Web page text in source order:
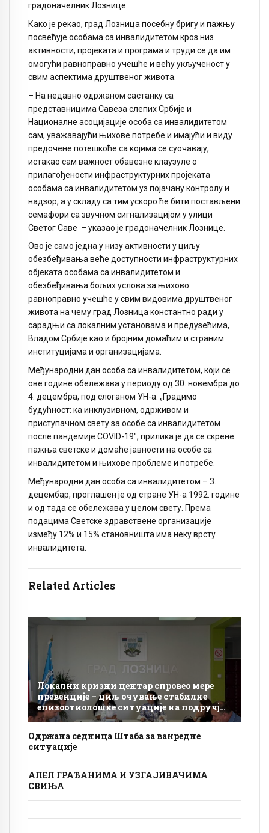
Related Articles
Локални кризни центар спровео мере
превенције – циљ очување стабилне
епизоотиолошке ситуације на подручју
Лознице
Одржана седница Штаба за ванредне
ситуације
АПЕЛ ГРАЂАНИМА И УЗГАЈИВАЧИМА
СВИЊА
градоначелник Лознице.
Како је рекао, град Лозница посебну бригу и пажњу
посвећује особама са инвалидитетом кроз низ
активности, пројеката и програма и труди се да им
омогући равноправно учешће и већу укљученост у
свим аспектима друштвеног живота.
– На недавно одржаном састанку са
представницима Савеза слепих Србије и
Националне асоцијације особа са инвалидитетом
сам, уважавајући њихове потребе и имајући и виду
предочене потешкоће са којима се суочавају,
истакао сам важност обавезне клаузуле о
прилагођености инфраструктурних пројеката
особама са инвалидитетом уз појачану контролу и
надзор, а у складу са тим ускоро ће бити постављени
семафори са звучном сигнализацијом у улици
Светог Саве – указао је градоначелник Лознице.
Ово је само једна у низу активности у циљу
обезбеђивања веће доступности инфраструктурних
објеката особама са инвалидитетом и
обезбеђивања бољих услова за њихово
равноправно учешће у свим видовима друштвеног
живота на чему град Лозница константно ради у
сарадњи са локалним установама и предузећима,
Владом Србије као и бројним домаћим и страним
институцијама и организацијама.
Међународни дан особа са инвалидитетом, који се
ове године обележава у периоду од 30. новембра до
4. децембра, под слоганом УН-а: „Градимо
будућност: ка инклузивном, одрживом и
приступачном свету за особе са инвалидитетом
после пандемије COVID-19″, прилика је да се скрене
пажња светске и домаће јавности на особе са
инвалидитетом и њихове проблеме и потребе.
Међународни дан особа са инвалидитетом – 3.
децембар, проглашен је од стране УН-а 1992. године
и од тада се обележава у целом свету. Према
подацима Светске здравствене организације
између 12% и 15% становништа има неку врсту
инвалидитета.